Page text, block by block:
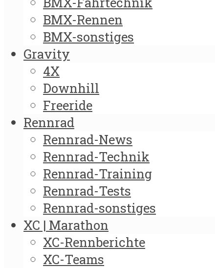
BMX-Rennen
BMX-sonstiges
Gravity
4X
Downhill
Freeride
Rennrad
Rennrad-News
Rennrad-Technik
Rennrad-Training
Rennrad-Tests
Rennrad-sonstiges
XC | Marathon
XC-Rennberichte
XC-Teams